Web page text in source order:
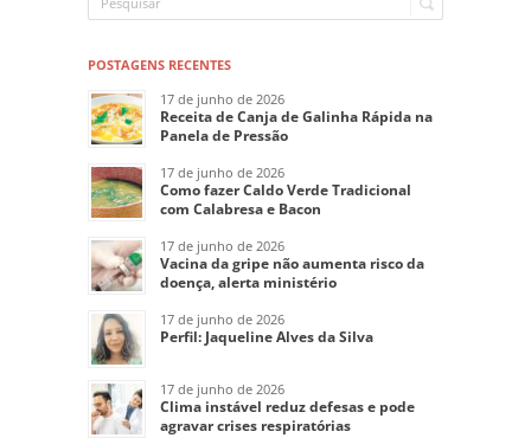
POSTAGENS RECENTES
17 de junho de 2026
Receita de Canja de Galinha Rápida na
Panela de Pressão
17 de junho de 2026
Como fazer Caldo Verde Tradicional
com Calabresa e Bacon
17 de junho de 2026
Vacina da gripe não aumenta risco da
doença, alerta ministério
17 de junho de 2026
Perfil: Jaqueline Alves da Silva
17 de junho de 2026
Clima instável reduz defesas e pode
agravar crises respiratórias